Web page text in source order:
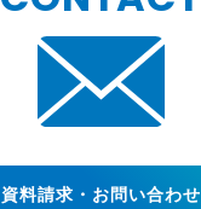
資料請求・お問い合わせ